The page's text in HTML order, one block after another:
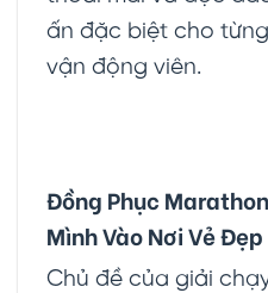
ấn đặc biệt cho
vận động viên.
Đồng Phục
Mình Vào Nơi Vẻ
Chủ đề của giải